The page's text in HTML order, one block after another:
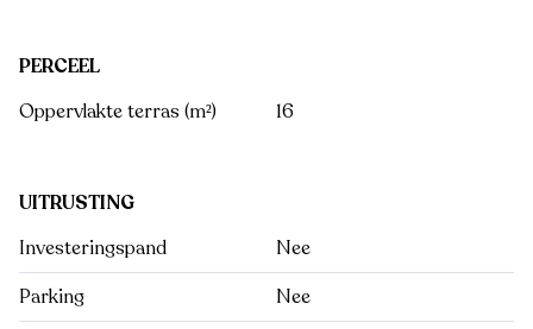
PERCEEL
Oppervlakte terras (m²)
16
UITRUSTING
Investeringspand
Nee
Parking
Nee